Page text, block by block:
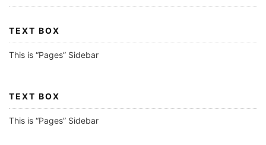
TEXT BOX
This is “Pages” Sidebar
TEXT BOX
This is “Pages” Sidebar